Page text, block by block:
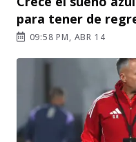
para tener de
09:58 PM, ABR 14